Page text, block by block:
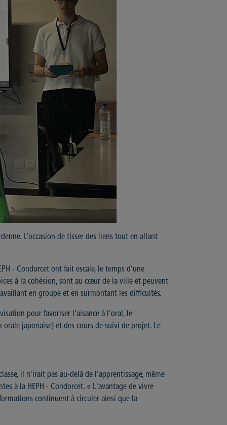
L’occasion de tisser des liens tout en allant
- Condorcet ont fait escale, le temps d’une
à la cohésion, sont au cœur de la ville et peuvent
en groupe et en surmontant les difficultés.
pour favoriser l'aisance à l'oral, le
japonaise) et des cours de suivi de projet. Le
il n'irait pas au-delà de l'apprentissage, même
à la HEPH - Condorcet. « L'avantage de vivre
continuent à circuler ainsi que la